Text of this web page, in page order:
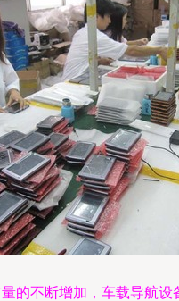
的不断增加，车载导航设